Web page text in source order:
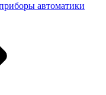
автоматики